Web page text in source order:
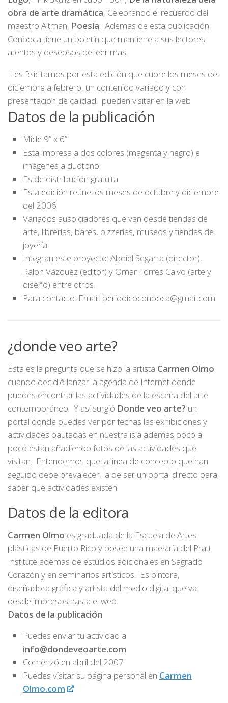
obra de arte dramática, Celebrando el recuerdo del
maestro Altman, Poesía. Ademas de esta publicación
Conboca tiene un boletín que mantiene a sus lectores
atentos y deseosos de leer mas.
Les felicitamos por esta edición que cubre los meses de
diciembre a febrero, un contenido variado y con
presentación de calidad. pueden visitar en la web
Datos de la publicación
Mide 9” x 6”
Esta impresa a dos colores (magenta y negro) e
imágenes a duotono
Es de distribución gratuita
Esta edición reúne los meses de octubre y diciembre
del 2006
Variados auspiciadores que van desde tiendas de
arte, librerías, bares, pizzerías, museos y tiendas de
joyería
Integran este proyecto: Abdiel Segarra (director),
Ralph Vázquez (editor) y Omar Torres Calvo (arte y
diseño) entre otros.
Para contacto: Email: periodicoconboca@gmail.com
¿donde veo arte?
Esta es la pregunta que se hizo la artista Carmen Olmo
cuando decidió lanzar la agenda de Internet donde
puedes encontrar las actividades de la escena del arte
contemporáneo. Y así surgió Donde veo arte? un
portal donde puedes ver por fechas las exhibiciones y
actividades pautadas en nuestra isla ademas poco a
poco están añadiendo fotos de las actividades que
visitan. Entendemos que la linea de concepto que han
seguido debe prevalecer, la de ser un portal directo para
saber que actividades existen.
Datos de la editora
Carmen Olmo es graduada de la Escuela de Artes
plásticas de Puerto Rico y posee una maestría del Pratt
Institute ademas de estudios adicionales en Sagrado
Corazón y en seminarios artísticos. Es pintora,
diseñadora gráfica y artista del medio digital que va
desde impresos hasta el web.
Datos de la publicación
Puedes enviar tu actividad a
info@dondeveoarte.com
Comenzó en abril del 2007
Puedes visitar su página personal en Carmen
Olmo.com